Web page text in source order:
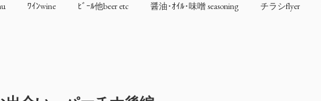
ﾜｲﾝwine ﾋﾞｰﾙ他beer etc 醤油･ｵｲﾙ･味噌 seasoning チラシflyer